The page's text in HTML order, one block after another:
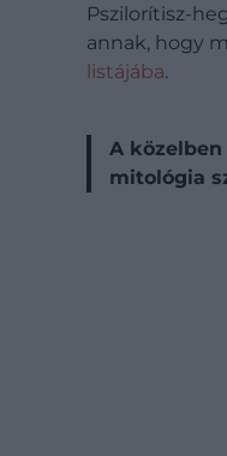
Pszilorítisz-
annak, hogy
listájába.
A
mitológia